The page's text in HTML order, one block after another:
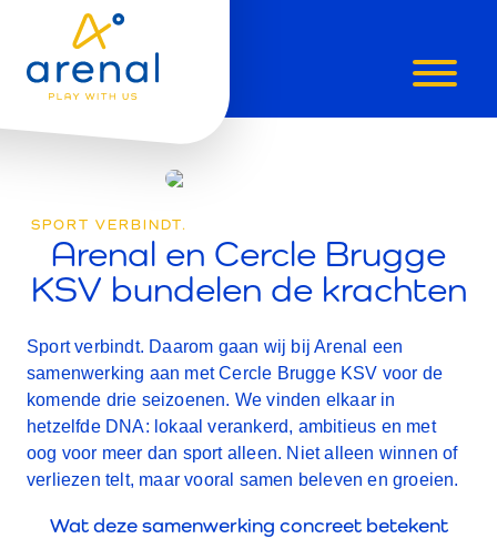
CERCLE
BRUGGE
SPORT VERBINDT.
Arenal en Cercle Brugge
KSV bundelen de krachten
Sport verbindt. Daarom gaan wij bij Arenal een
samenwerking aan met Cercle Brugge KSV voor de
komende drie seizoenen. We vinden elkaar in
hetzelfde DNA: lokaal verankerd, ambitieus en met
oog voor meer dan sport alleen. Niet alleen winnen of
verliezen telt, maar vooral samen beleven en groeien.
Wat deze samenwerking concreet betekent